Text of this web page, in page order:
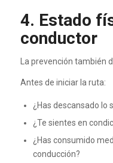
4. Estado
conductor
La prevención también
Antes de iniciar la ruta:
¿Has descansado lo
¿Te sientes en
¿Has consumido
conducción?